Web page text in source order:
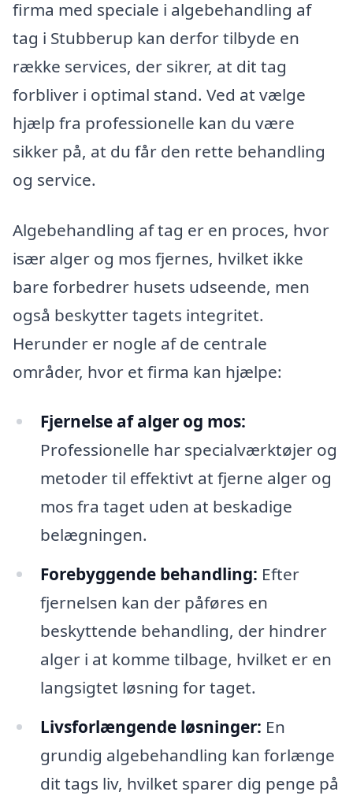
firma med speciale i algebehandling af
tag i Stubberup kan derfor tilbyde en
række services, der sikrer, at dit tag
forbliver i optimal stand. Ved at vælge
hjælp fra professionelle kan du være
sikker på, at du får den rette behandling
og service.
Algebehandling af tag er en proces, hvor
især alger og mos fjernes, hvilket ikke
bare forbedrer husets udseende, men
også beskytter tagets integritet.
Herunder er nogle af de centrale
områder, hvor et firma kan hjælpe:
Fjernelse af alger og mos:
Professionelle har specialværktøjer og
metoder til effektivt at fjerne alger og
mos fra taget uden at beskadige
belægningen.
Forebyggende behandling: Efter
fjernelsen kan der påføres en
beskyttende behandling, der hindrer
alger i at komme tilbage, hvilket er en
langsigtet løsning for taget.
Livsforlængende løsninger: En
grundig algebehandling kan forlænge
dit tags liv, hvilket sparer dig penge på